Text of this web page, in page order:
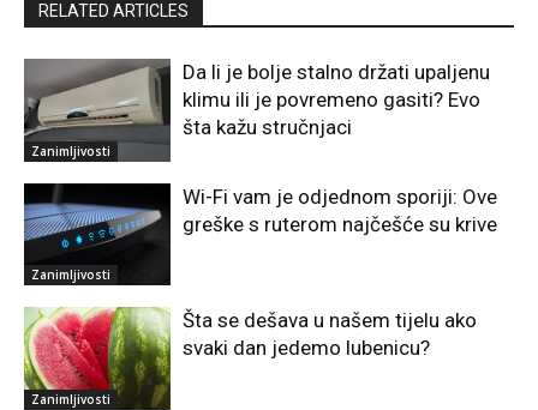
RELATED ARTICLES
Zanimljivosti
Da li je bolje stalno držati upaljenu
klimu ili je povremeno gasiti? Evo
šta kažu stručnjaci
Zanimljivosti
Wi-Fi vam je odjednom sporiji: Ove
greške s ruterom najčešće su krive
Zanimljivosti
Šta se dešava u našem tijelu ako
svaki dan jedemo lubenicu?